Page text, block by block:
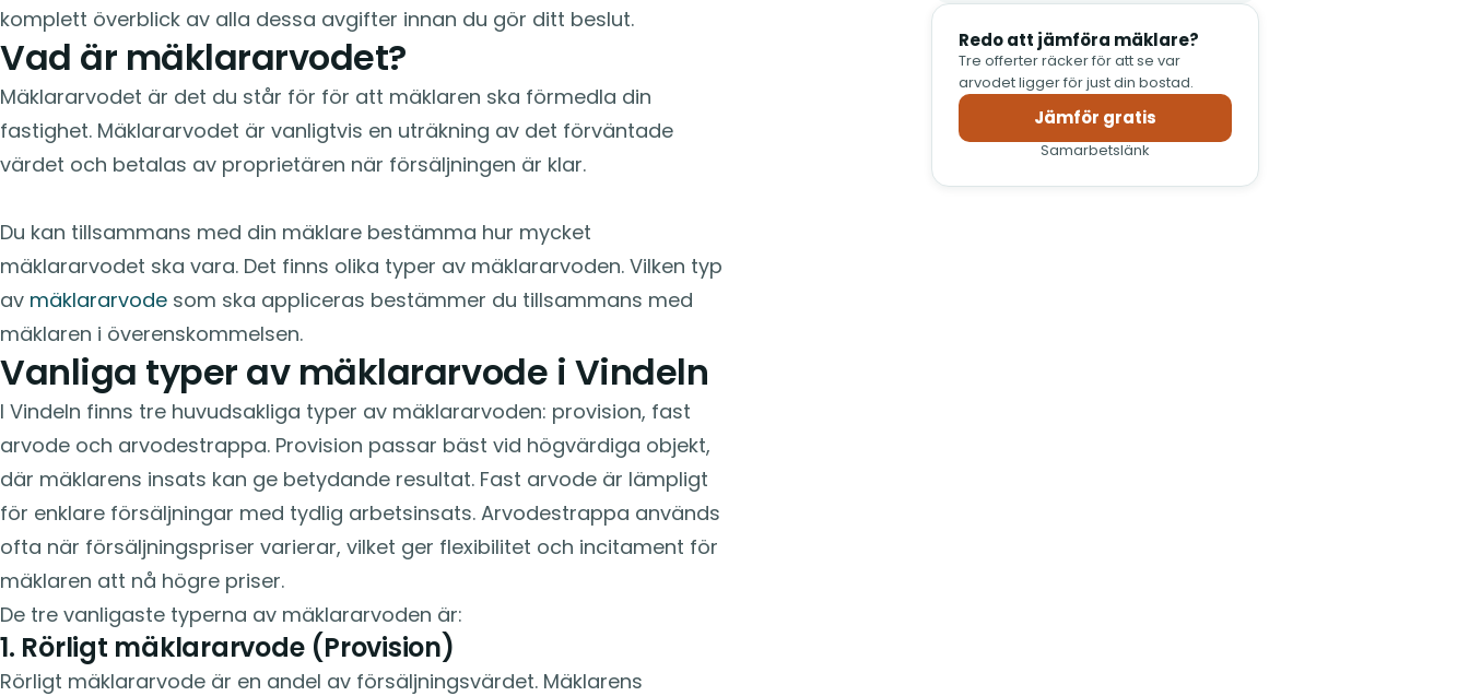
komplett överblick av alla dessa avgifter innan du gör ditt beslut.
Vad är mäklararvodet?
Mäklararvodet är det du står för för att mäklaren ska förmedla din
fastighet. Mäklararvodet är vanligtvis en uträkning av det förväntade
värdet och betalas av proprietären när försäljningen är klar.
Du kan tillsammans med din mäklare bestämma hur mycket
mäklararvodet ska vara. Det finns olika typer av mäklararvoden. Vilken typ
av mäklararvode som ska appliceras bestämmer du tillsammans med
mäklaren i överenskommelsen.
Vanliga typer av mäklararvode i Vindeln
I Vindeln finns tre huvudsakliga typer av mäklararvoden: provision, fast
arvode och arvodestrappa. Provision passar bäst vid högvärdiga objekt,
där mäklarens insats kan ge betydande resultat. Fast arvode är lämpligt
för enklare försäljningar med tydlig arbetsinsats. Arvodestrappa används
ofta när försäljningspriser varierar, vilket ger flexibilitet och incitament för
mäklaren att nå högre priser.
De tre vanligaste typerna av mäklararvoden är:
1. Rörligt mäklararvode (Provision)
Rörligt mäklararvode är en andel av försäljningsvärdet. Mäklarens
Redo att jämföra mäklare?
Tre offerter räcker för att se var
arvodet ligger för just din bostad.
Jämför gratis
Samarbetslänk